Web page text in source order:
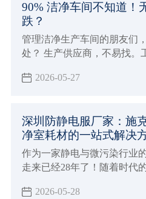
90% 洁净车间不知道！
跌？
管理洁净生产车间的朋友们
处？ 生产供应商，不易找。
尘服的需求，早不是局限在
2026-05-27
深圳防静电服厂家：施
净室耗材的一站式解决
作为一家静电与微污染行业
走来已经28年了！随着时代
决定了半导体、系能源、生
2026-05-28